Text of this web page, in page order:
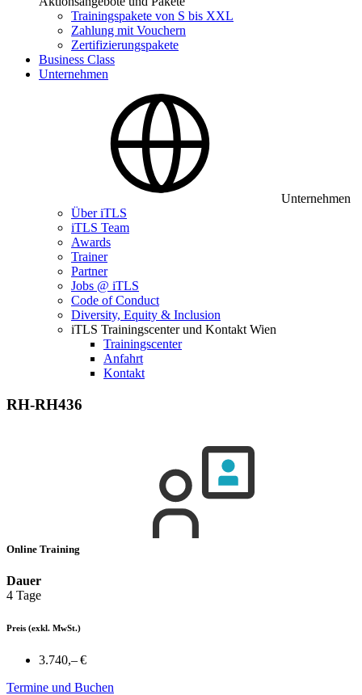
Trainingspakete von S bis XXL
Zahlung mit Vouchern
Zertifizierungspakete
Business Class
Unternehmen
Unternehmen
Über iTLS
iTLS Team
Awards
Trainer
Partner
Jobs @ iTLS
Code of Conduct
Diversity, Equity & Inclusion
iTLS Trainingscenter und Kontakt Wien
Trainingscenter
Anfahrt
Kontakt
RH-RH436
Online Training
Dauer
4 Tage
Preis (exkl. MwSt.)
3.740,– €
Termine und Buchen